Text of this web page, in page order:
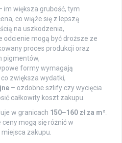
im większa grubość, tym
co wiąże się z lepszą
na uszkodzenia,
odcienie mogą być droższe ze
proces produkcji oraz
pigmentów,
formy wymagają
zwiększa wydatki,
– ozdobne szlify czy wycięcia
całkowity koszt zakupu.
w granicach 150–160 zł za m²
mogą się różnić w
zakupu.